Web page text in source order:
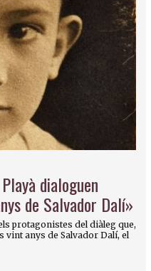
dialoguen
de Salvador Dalí»
protagonistes del diàleg que,
vint anys de Salvador Dalí, el